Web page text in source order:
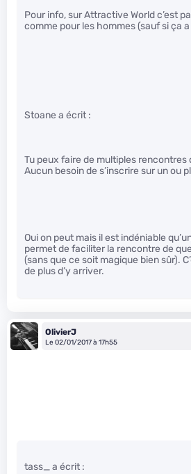
Pour info, sur Attractive World c’est
comme pour les hommes (sauf si ça
Stoane a écrit :
Tu peux faire de multiples rencontres
Aucun besoin de s’inscrire sur un ou
Oui on peut mais il est indéniable
permet de faciliter la rencontre de
(sans que ce soit magique bien sûr).
de plus d’y arriver.
OlivierJ
Le 02/01/2017 à 17h55
tass_ a écrit :